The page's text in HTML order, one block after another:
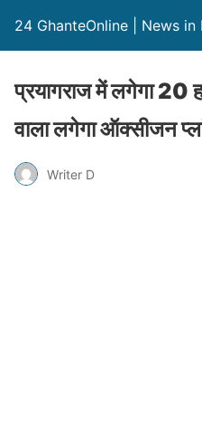
24 GhanteOnline | News in
प्रयागराज में लगेगा 20
वाला लगेगा ऑक्सीजन
Writer D